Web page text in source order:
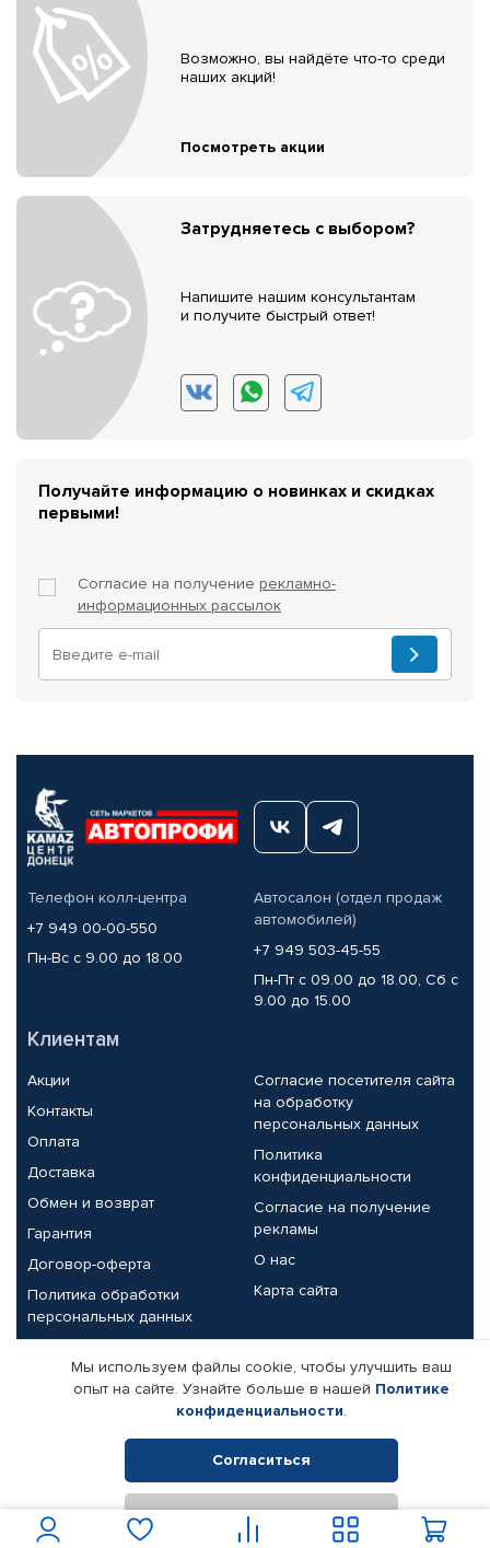
Возможно, вы найдёте что-то среди
наших акций!
Посмотреть акции
Затрудняетесь с выбором?
Напишите нашим консультантам
и получите быстрый ответ!
Получайте информацию о новинках и скидках
первыми!
Согласие на получение рекламно-
информационных рассылок
Телефон колл-центра
+7 949 00-00-550
Пн-Вс с 9.00 до 18.00
Автосалон (отдел продаж
автомобилей)
+7 949 503-45-55
Пн-Пт с 09.00 до 18.00, Сб с
9.00 до 15.00
Клиентам
Акции
Контакты
Оплата
Доставка
Обмен и возврат
Гарантия
Договор-оферта
Политика обработки
персональных данных
Согласие посетителя сайта
на обработку
персональных данных
Политика
конфиденциальности
Согласие на получение
рекламы
О нас
Карта сайта
Партнерам
Корпоративным клиентам
Поставщикам
Реквизиты компании
© КАМАЗ ЦЕНТР ДОНЕЦК, 2015-2026. Все права защищены.
Интернет-магазин автомобильных товаров Автопрофи.
Мы используем файлы cookie, чтобы улучшить ваш
опыт на сайте. Узнайте больше в нашей Политике
конфиденциальности.
Согласиться
Отклонить